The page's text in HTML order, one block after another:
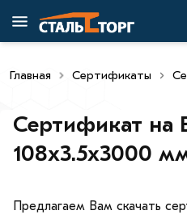
Главная Сертификаты
Сертификат на
108х3.5х3000
Предлагаем Вам скачать